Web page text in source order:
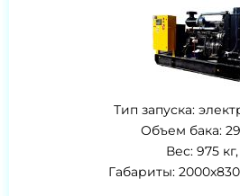
Тип запуска:
Объем бака:
Вес: 975 кг,
Габариты: